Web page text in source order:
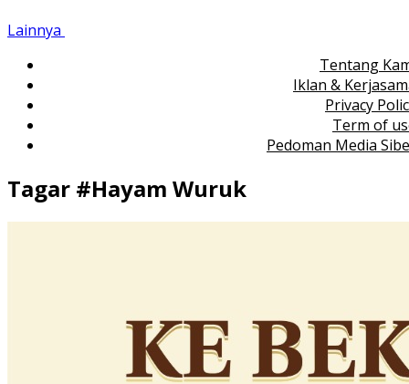
Lainnya
Tentang
Iklan &
Privacy
Term of
Pedoman Media
Tagar #Hayam Wuruk